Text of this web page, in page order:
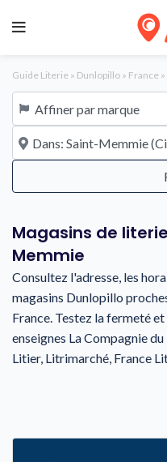
Guide Literie » Dunlopillo » France »
Affiner par marque
À proximité de
Magasins de
Memmie
Consultez l'adresse, les
magasins Dunlopillo
France. Testez la fermeté
enseignes La Compagnie
Litier, Litrimarché, France